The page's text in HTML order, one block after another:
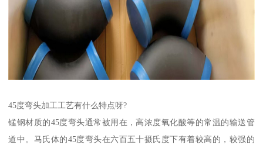
45度弯头加工工艺有什么特点呀?
锰钢材质的45度弯头通常被用在，高浓度氧化酸等的常温的输送管
道中。马氏体的45度弯头在六百五十摄氏度下有着较高的，较强的